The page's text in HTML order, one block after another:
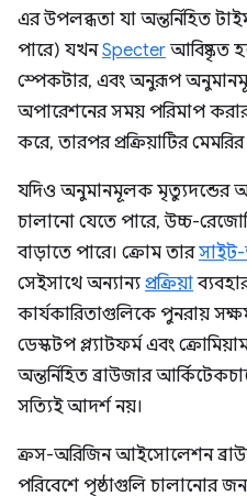
এর উপলব্ধতা যা অন্তর্নিহিত
পারে) যখনSpecter আবিষ্কৃত
স্পেকটার, এবং অনুরূপ
অপারেশনের সময় পরিমাপ
করে, তারপর প্রক্রিয়াটির
যদিও অনুমানমূলক মৃত্যুদন্ডের
চালানো যেতে পারে, উচ্চ-
বাড়াতে পারে। ক্রোম তার
সেইসাথে অন্যান্য প্রক্রিয়া
কার্যকারিতাগুলিকে পুনরায়
ডেস্কটপ প্ল্যাটফর্ম এবং
অন্তর্নিহিত ব্রাউজার
সত্যিই আদর্শ নয়।
ক্রস-অরিজিন আইসোলেশন
পরিবেশে পৃষ্ঠাগুলি চালানোর